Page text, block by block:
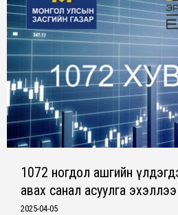
1072 ногдол ашгийн
авах санал асуулга эхэллээ
2025-04-05